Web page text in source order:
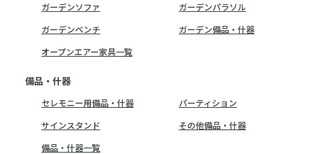
ガーデンソファ
ガーデンパラソル
ガーデンベンチ
ガーデン備品・什器
オープンエアー家具一覧
備品・什器
セレモニー用備品・什器
パーティション
サインスタンド
その他備品・什器
備品・什器一覧